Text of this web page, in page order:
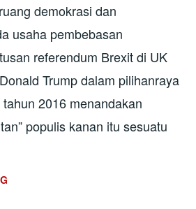
demokrasi dan
usaha pembebasan
referendum Brexit di UK
Trump dalam pilihanraya
2016 menandakan
populis kanan itu sesuatu